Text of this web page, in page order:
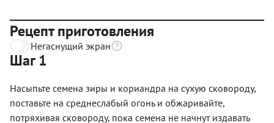
Рецепт приготовления
Негаснущий экран
Шаг 1
Насыпьте семена зиры и кориандра на сухую сковороду,
поставьте на среднеслабый огонь и обжаривайте,
потряхивая сковороду, пока семена не начнут издавать